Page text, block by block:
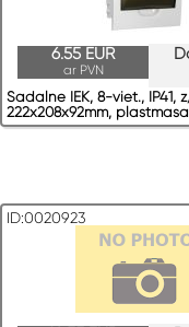
6.55 EUR
ar PVN
Sadalne IEK, 8-viet., IP41,
222x208x92mm,
ID:0020923